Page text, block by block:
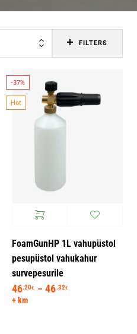
FILTERS
104.61€ kuni 233.42€
-37%
Hot
FoamGunHP 1L vahupüstol
pesupüstol vahukahur
survepesurile
46.20€ – 46.32€
+ km